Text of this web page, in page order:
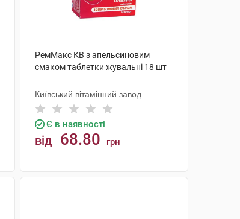
РемМакс КВ з апельсиновим
смаком таблетки жувальні 18 шт
Київський вітамінний завод
Є в наявності
від 68.80 грн